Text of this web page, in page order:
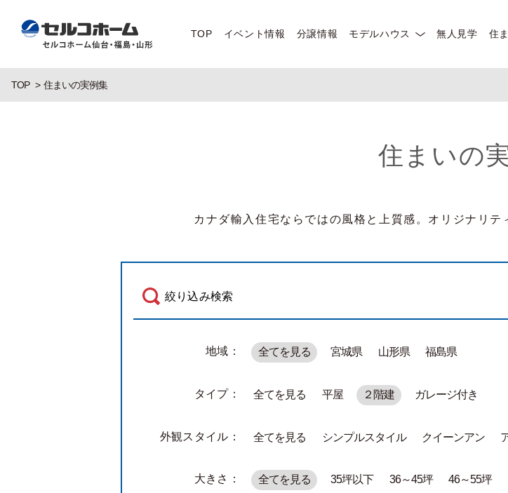
TOP イベント情報 分譲情報 モデルハウス 無人見学 住
TOP 住まいの実例集
住まいの
カナダ輸入住宅ならではの風格と上質感。オリジナリテ
絞り込み検索
地域： 全てを見る 宮城県 山形県 福島県
タイプ： 全てを見る 平屋 ２階建 ガレージ付き
外観スタイル： 全てを見る シンプルスタイル クイーンアン
大きさ： 全てを見る 35坪以下 36～45坪 46～55坪